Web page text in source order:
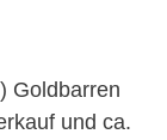
Goldbarren
und ca.